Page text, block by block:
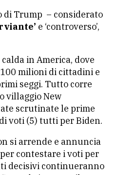
di Trump – considerato
e ‘controverso’,
in America, dove
milioni di cittadini e
seggi. Tutto corre
villaggio New
scrutinate le prime
voti (5) tutti per Biden.
si arrende e annuncia
per contestare i voti per
decisivi continueranno